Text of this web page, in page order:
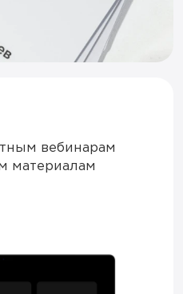
вебинарам
материалам